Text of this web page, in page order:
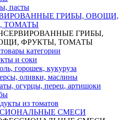
пасты
ГРИБЫ, ОВОЩИ,
ТОМАТЫ
ГРИБЫ,
ФРУКТЫ, ТОМАТЫ
категории
и соки
горошек, кукуруза
оливки, маслины
огурцы, перец, артишоки
из томатов
СМЕСИ